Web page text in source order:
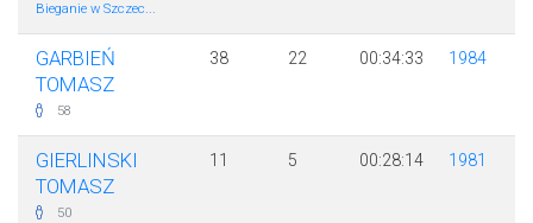
Bieganie w Szczec...
GARBIEŃ
TOMASZ
58
38 22 00:34:33 1984
GIERLINSKI
TOMASZ
50
11 5 00:28:14 1981